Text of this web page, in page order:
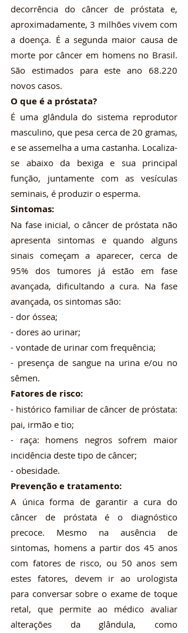
decorrência do câncer de próstata e,
aproximadamente, 3 milhões vivem com
a doença. É a segunda maior causa de
morte por câncer em homens no Brasil.
São estimados para este ano 68.220
novos casos.
O que é a próstata?
É uma glândula do sistema reprodutor
masculino, que pesa cerca de 20 gramas,
e se assemelha a uma castanha. Localiza-
se abaixo da bexiga e sua principal
função, juntamente com as vesículas
seminais, é produzir o esperma.
Sintomas:
Na fase inicial, o câncer de próstata não
apresenta sintomas e quando alguns
sinais começam a aparecer, cerca de
95% dos tumores já estão em fase
avançada, dificultando a cura. Na fase
avançada, os sintomas são:
- dor óssea;
- dores ao urinar;
- vontade de urinar com frequência;
- presença de sangue na urina e/ou no
sêmen.
Fatores de risco:
- histórico familiar de câncer de próstata:
pai, irmão e tio;
- raça: homens negros sofrem maior
incidência deste tipo de câncer;
- obesidade.
Prevenção e tratamento:
A única forma de garantir a cura do
câncer de próstata é o diagnóstico
precoce. Mesmo na ausência de
sintomas, homens a partir dos 45 anos
com fatores de risco, ou 50 anos sem
estes fatores, devem ir ao urologista
para conversar sobre o exame de toque
retal, que permite ao médico avaliar
alterações da glândula, como